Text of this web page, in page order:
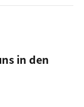
in den